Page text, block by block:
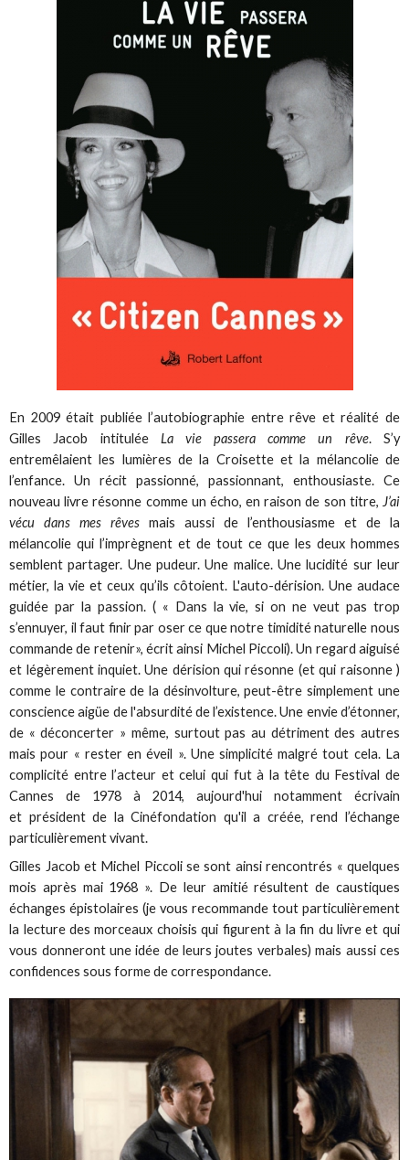
En 2009 était publiée l’autobiographie entre rêve et réalité de
Gilles Jacob intitulée La vie passera comme un rêve. S’y
entremêlaient les lumières de la Croisette et la mélancolie de
l’enfance. Un récit passionné, passionnant, enthousiaste. Ce
nouveau livre résonne comme un écho, en raison de son titre, J’ai
vécu dans mes rêves mais aussi de l’enthousiasme et de la
mélancolie qui l’imprègnent et de tout ce que les deux hommes
semblent partager. Une pudeur. Une malice. Une lucidité sur leur
métier, la vie et ceux qu’ils côtoient. L'auto-dérision. Une audace
guidée par la passion. ( « Dans la vie, si on ne veut pas trop
s’ennuyer, il faut finir par oser ce que notre timidité naturelle nous
commande de retenir», écrit ainsi Michel Piccoli). Un regard aiguisé
et légèrement inquiet. Une dérision qui résonne (et qui raisonne )
comme le contraire de la désinvolture, peut-être simplement une
conscience aigüe de l'absurdité de l’existence. Une envie d’étonner,
de « déconcerter » même, surtout pas au détriment des autres
mais pour « rester en éveil ». Une simplicité malgré tout cela. La
complicité entre l’acteur et celui qui fut à la tête du Festival de
Cannes de 1978 à 2014, aujourd'hui notamment écrivain
et président de la Cinéfondation qu'il a créée, rend l’échange
particulièrement vivant.
Gilles Jacob et Michel Piccoli se sont ainsi rencontrés « quelques
mois après mai 1968 ». De leur amitié résultent de caustiques
échanges épistolaires (je vous recommande tout particulièrement
la lecture des morceaux choisis qui figurent à la fin du livre et qui
vous donneront une idée de leurs joutes verbales) mais aussi ces
confidences sous forme de correspondance.